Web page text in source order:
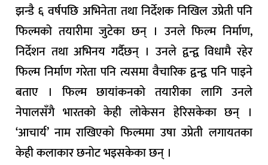
झन्डै ६ वर्षपछि अभिनेता तथा निर्देशक निखिल उप्रेती पनि
फिल्मको तयारीमा जुटेका छन् । उनले फिल्म निर्माण,
निर्देशन तथा अभिनय गर्दैछन् । उनले द्वन्द्व विधामै रहेर
फिल्म निर्माण गरेता पनि त्यसमा वैचारिक द्वन्द्व पनि पाइने
बताए । फिल्म छायांकनको तयारीका लागि उनले
नेपालसँगै भारतको केही लोकेसन हेरिसकेका छन् ।
‘आचार्य’ नाम राखिएको फिल्ममा उषा उप्रेती लगायतका
केही कलाकार छनोट भइसकेका छन् ।